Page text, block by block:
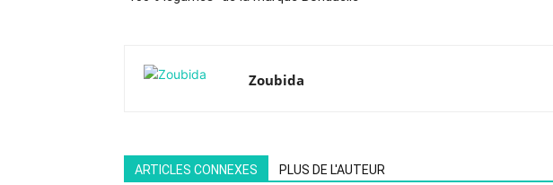
Zoubida
ARTICLES CONNEXES PLUS DE L'AUTEUR